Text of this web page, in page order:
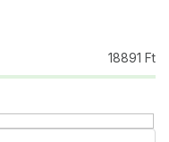
18891 Ft